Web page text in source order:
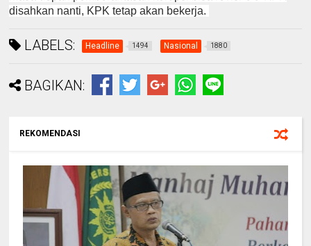
disahkan nanti, KPK tetap akan bekerja.
LABELS: Headline 1494 Nasional 1880
BAGIKAN:
REKOMENDASI